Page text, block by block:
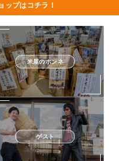
ップはコチラ！
米屋のホンネ
ゲスト